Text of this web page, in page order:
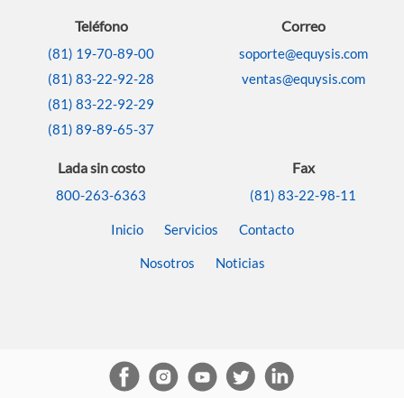
Teléfono
(81) 19-70-89-00
(81) 83-22-92-28
(81) 83-22-92-29
(81) 89-89-65-37
Correo
soporte@equysis.com
ventas@equysis.com
Lada sin costo
800-263-6363
Fax
(81) 83-22-98-11
Inicio Servicios Contacto
Nosotros Noticias